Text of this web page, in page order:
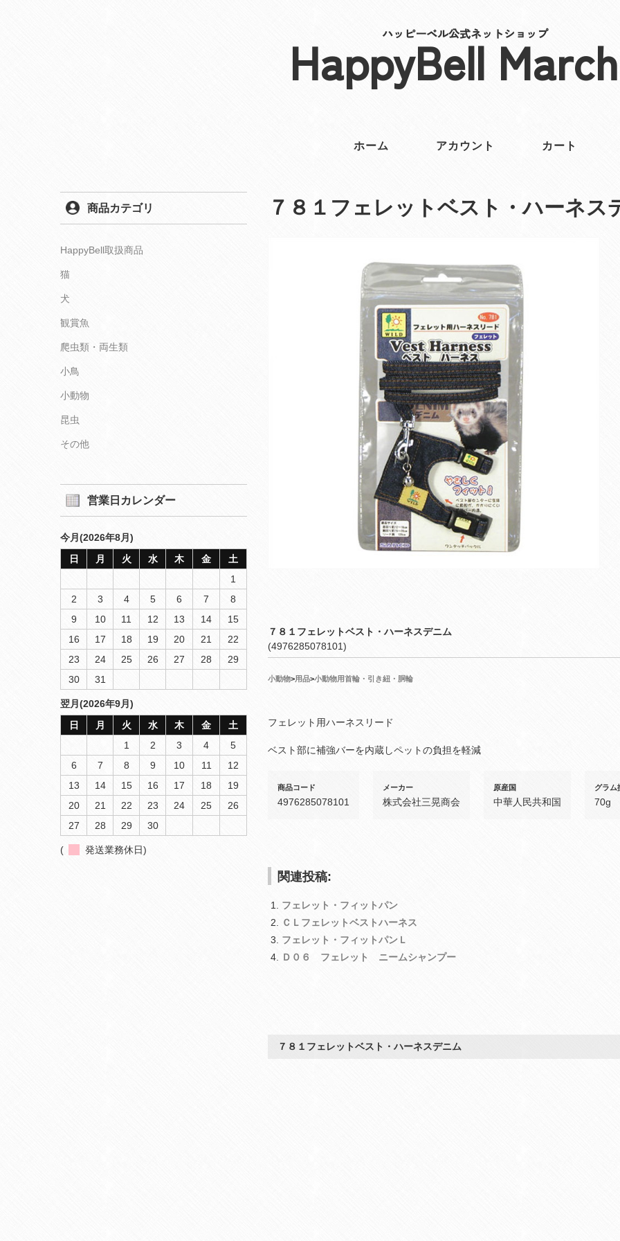
ハッピーベル公式ネットショップ
HappyBell
ホーム アカウント カート
７８１フェレットベスト・ハーネス
７８１フェレットベスト・ハーネスデニム
(4976285078101)
小動物>用品>小動物用首輪・引き紐・胴輪
フェレット用ハーネスリード
ベスト部に補強バーを内蔵しペットの負担を軽減
商品コード
4976285078101
メーカー
株式会社三晃商会
原産国
中華人民共和国
グラム
70g
関連投稿:
フェレット・フィットパン
ＣＬフェレットベストハーネス
フェレット・フィットパンＬ
Ｄ０６ フェレット ニームシャンプー
７８１フェレットベスト・ハーネスデニム
商品カテゴリ
HappyBell取扱商品
猫
犬
観賞魚
爬虫類・両生類
小鳥
小動物
昆虫
その他
営業日カレンダー
今月(2026年8月)
日
月 火 水 木 金
土
1
2
3 4 5 6 7
8
9
10 11 12 13 14
15
16
17 18 19 20 21
22
23
24 25 26 27 28
29
30
31
翌月(2026年9月)
日
月 火 水 木 金
土
1
2 3 4
5
6
7 8 9 10 11
12
13
14 15 16 17 18
19
20
21 22 23 24 25
26
27
28 29 30
( 発送業務休日)